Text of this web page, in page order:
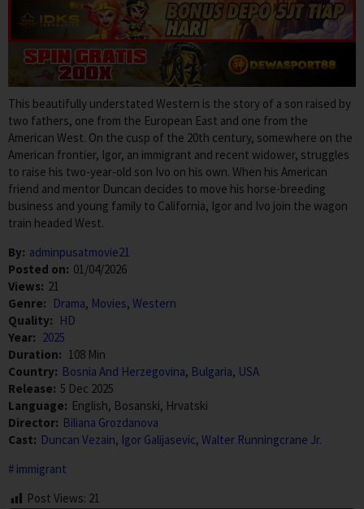
This beautifully understated Western is the story of a son raised by
two fathers, one from the European East and one from the
American West. On the cusp of the 20th century, somewhere on the
American frontier, Igor, an immigrant and recent widower, struggles
to raise his two-year-old son Ivo on his own. When his American
friend and mentor Duncan decides to move his horse-breeding
business and young family to California, Igor and Ivo join the wagon
train headed West.
By: adminpusatmovie21
Posted on: 01/04/2026
Views: 21
Genre: Drama, Movies, Western
Quality: HD
Year: 2025
Duration: 108 Min
Country: Bosnia And Herzegovina, Bulgaria, USA
Release: 5 Dec 2025
Language: English, Bosanski, Hrvatski
Director: Biliana Grozdanova
Cast: Duncan Vezain, Igor Galijasevic, Walter Runningcrane Jr.
immigrant
Post Views: 21